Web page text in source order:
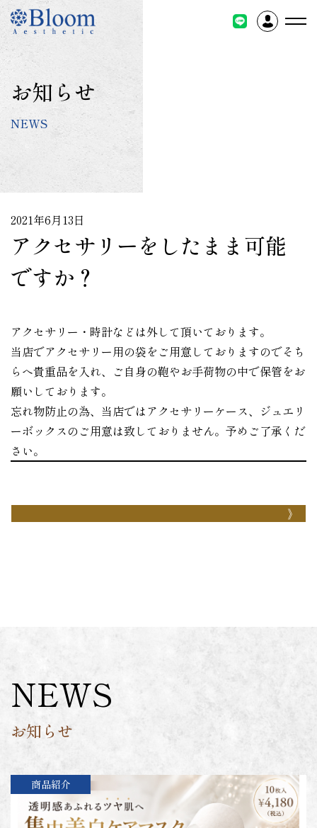
コ
テ
ン
ツ
に
キ
お知らせ
NEWS
2021年6月13日
アクセサリーをしたまま可能
ですか？
アクセサリー・時計などは外して頂いております。
当店でアクセサリー用の袋をご用意しておりますのでそち
らへ貴重品を入れ、ご自身の鞄やお手荷物の中で保管をお
願いしております。
忘れ物防止の為、当店ではアクセサリーケース、ジュエリ
ーボックスのご用意は致しておりません。予めご了承くだ
さい。
NEWS
お知らせ
商品紹介